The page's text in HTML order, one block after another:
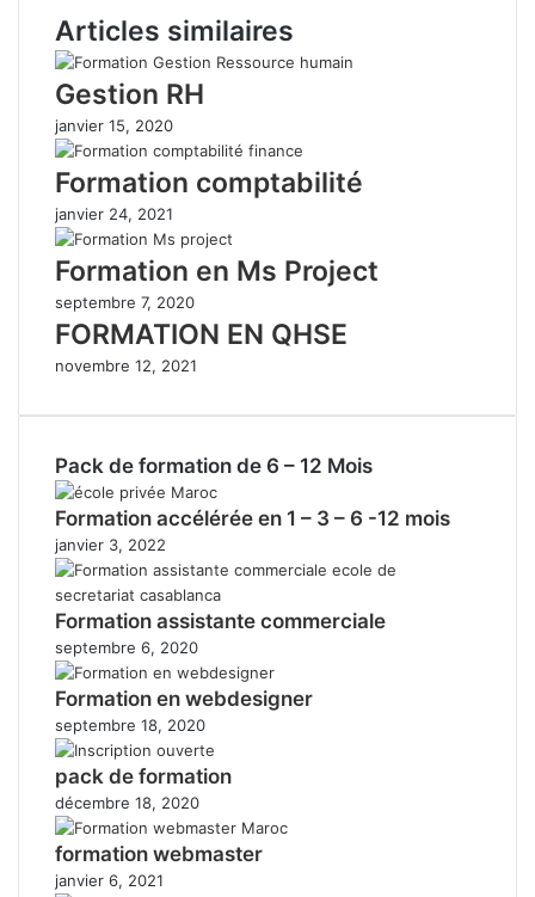
Articles similaires
Gestion RH
janvier 15, 2020
Formation comptabilité
janvier 24, 2021
Formation en Ms Project
septembre 7, 2020
FORMATION EN QHSE
novembre 12, 2021
Pack de formation de 6 – 12 Mois
Formation accélérée en 1 – 3 – 6 -12 mois
janvier 3, 2022
Formation assistante commerciale
septembre 6, 2020
Formation en webdesigner
septembre 18, 2020
pack de formation
décembre 18, 2020
formation webmaster
janvier 6, 2021